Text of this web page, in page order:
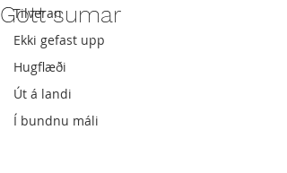
Tilveran
Ekki gefast upp
Hugflæði
Út á landi
Í bundnu máli
Gott sumar